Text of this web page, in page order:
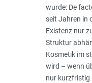
wurde: De
seit Jahren in
Existenz nur
Struktur
Kosmetik im
wird – wenn
nur kurzfristig